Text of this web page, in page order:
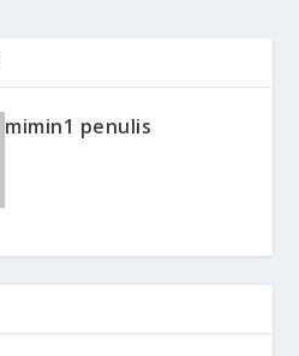
mimin1 penulis